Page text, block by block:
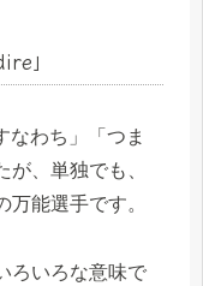
」
なわち」「つま
、単独でも、
万能選手です。
ろいろな意味で